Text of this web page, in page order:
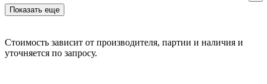
Показать еще
Стоимость зависит от производителя, партии и наличия и
уточняется по запросу.